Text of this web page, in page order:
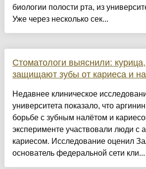
биологии полости рта, из
Уже через несколько сек...
Стоматологи выяснили:
защищают зубы от кариеса и
Недавнее клиническое
университета показало, что
борьбе с зубным налётом и
эксперименте участвовали люди с
кариесом. Исследование оценил
основатель федеральной сети кли...